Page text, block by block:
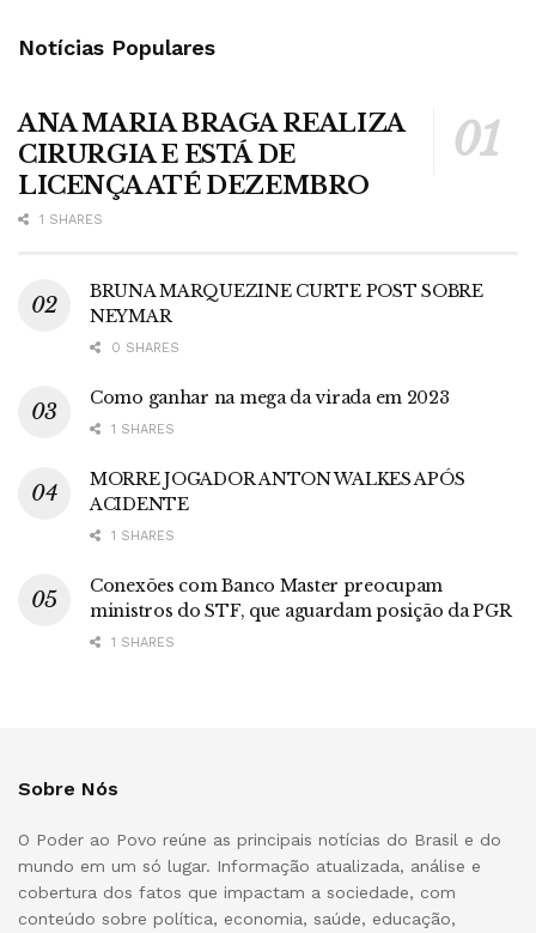
Notícias Populares
ANA MARIA BRAGA REALIZA
CIRURGIA E ESTÁ DE
LICENÇA ATÉ DEZEMBRO
1 SHARES
BRUNA MARQUEZINE CURTE POST SOBRE
NEYMAR
0 SHARES
Como ganhar na mega da virada em 2023
1 SHARES
MORRE JOGADOR ANTON WALKES APÓS
ACIDENTE
1 SHARES
Conexões com Banco Master preocupam
ministros do STF, que aguardam posição da PGR
1 SHARES
Sobre Nós
O Poder ao Povo reúne as principais notícias do Brasil e do
mundo em um só lugar. Informação atualizada, análise e
cobertura dos fatos que impactam a sociedade, com
conteúdo sobre política, economia, saúde, educação,